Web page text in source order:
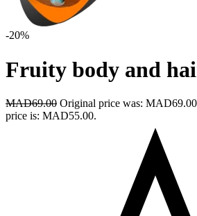
-20%
Fruity body and
MAD69.00 Original price was:
price is: MAD55.00.